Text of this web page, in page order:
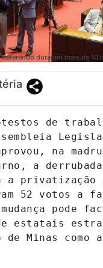
duraram mais de 10
de
na
a
a privatização
52 votos a
pode
estatais
de Minas como